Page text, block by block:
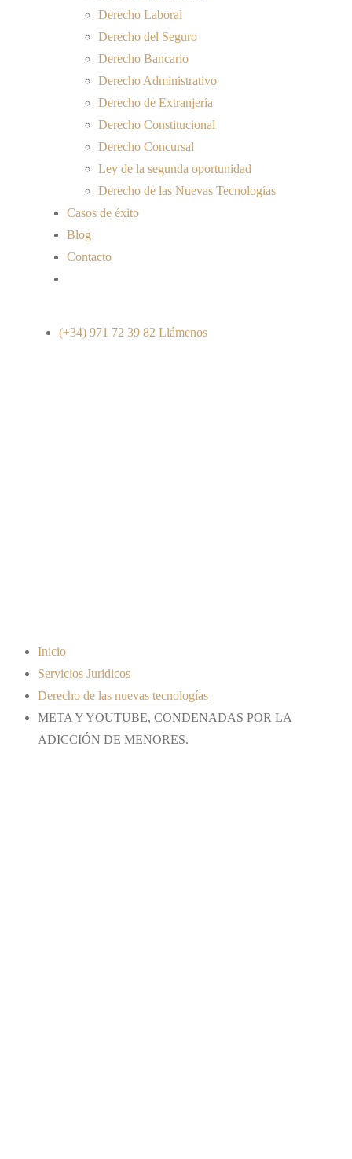
Derecho Laboral
Derecho del Seguro
Derecho Bancario
Derecho Administrativo
Derecho de Extranjería
Derecho Constitucional
Derecho Concursal
Ley de la segunda oportunidad
Derecho de las Nuevas Tecnologías
Casos de éxito
Blog
Contacto
(+34) 971 72 39 82 Llámenos
Inicio
Servicios Juridicos
Derecho de las nuevas tecnologías
META Y YOUTUBE, CONDENADAS POR LA
ADICCIÓN DE MENORES.